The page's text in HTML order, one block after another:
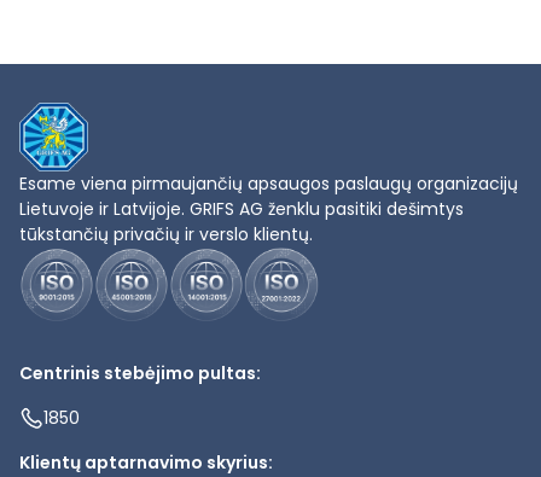
Esame viena pirmaujančių apsaugos paslaugų organizacijų
Lietuvoje ir Latvijoje. GRIFS AG ženklu pasitiki dešimtys
tūkstančių privačių ir verslo klientų.
Centrinis stebėjimo pultas:
1850
Klientų aptarnavimo skyrius: